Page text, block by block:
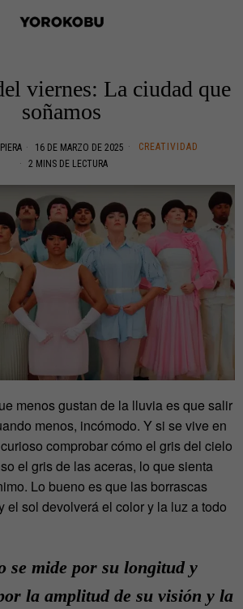
viernes: La ciudad que
soñamos
16 DE MARZO DE 2025
CREATIVIDAD
2 MINS DE LECTURA
menos gustan de la lluvia es que salir
menos, incómodo. Y si se vive en
comprobar cómo el gris del cielo
el gris de las aceras, lo que sienta
Lo bueno es que las borrascas
el sol devolverá el color y la luz a todo
se mide por su longitud y
la amplitud de su visión y la